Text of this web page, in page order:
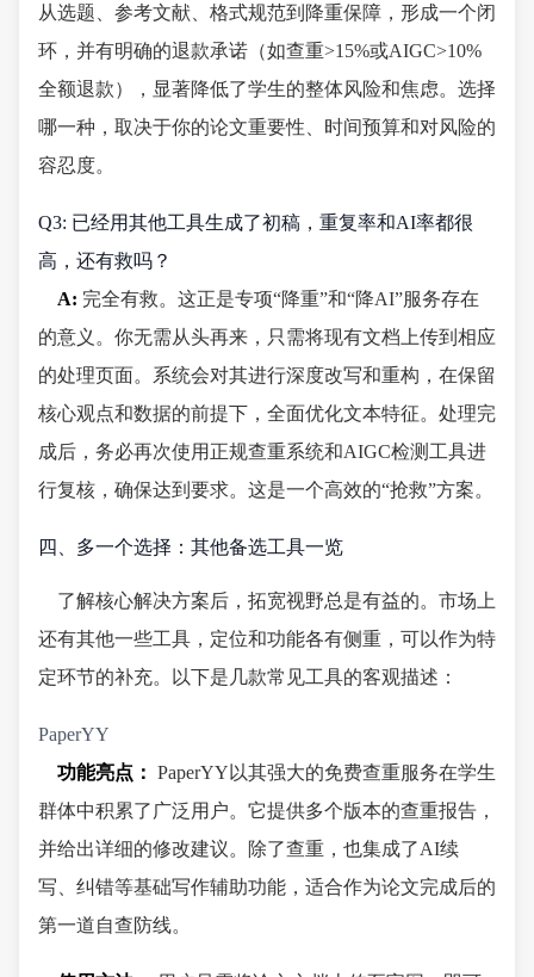
从选题、参考文献、格式规范到降重保障，形成一个闭
环，并有明确的退款承诺（如查重>15%或AIGC>10%
全额退款），显著降低了学生的整体风险和焦虑。选择
哪一种，取决于你的论文重要性、时间预算和对风险的
容忍度。
Q3: 已经用其他工具生成了初稿，重复率和AI率都很
高，还有救吗？
A: 完全有救。这正是专项“降重”和“降AI”服务存在
的意义。你无需从头再来，只需将现有文档上传到相应
的处理页面。系统会对其进行深度改写和重构，在保留
核心观点和数据的前提下，全面优化文本特征。处理完
成后，务必再次使用正规查重系统和AIGC检测工具进
行复核，确保达到要求。这是一个高效的“抢救”方案。
四、多一个选择：其他备选工具一览
了解核心解决方案后，拓宽视野总是有益的。市场上
还有其他一些工具，定位和功能各有侧重，可以作为特
定环节的补充。以下是几款常见工具的客观描述：
PaperYY
功能亮点： PaperYY以其强大的免费查重服务在学生
群体中积累了广泛用户。它提供多个版本的查重报告，
并给出详细的修改建议。除了查重，也集成了AI续
写、纠错等基础写作辅助功能，适合作为论文完成后的
第一道自查防线。